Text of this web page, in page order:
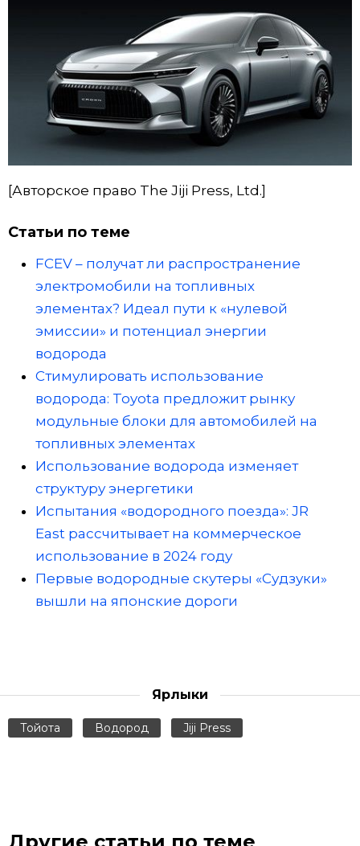
[Авторское право The Jiji Press, Ltd.]
Статьи по теме
FCEV – получат ли распространение
электромобили на топливных
элементах? Идеал пути к «нулевой
эмиссии» и потенциал энергии
водорода
Стимулировать использование
водорода: Toyota предложит рынку
модульные блоки для автомобилей на
топливных элементах
Использование водорода изменяет
структуру энергетики
Испытания «водородного поезда»: JR
East рассчитывает на коммерческое
использование в 2024 году
Первые водородные скутеры «Судзуки»
вышли на японские дороги
Ярлыки
Тойота Водород Jiji Press